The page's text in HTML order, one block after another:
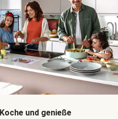
und genieße